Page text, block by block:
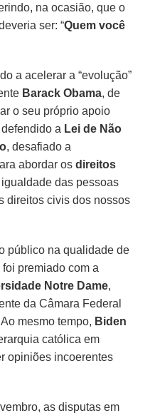
na ocasião, que o
ser: “Quem você
a acelerar a “evolução”
Barack Obama, de
o seu próprio apoio
a Lei de Não
, desafiado a
abordar osdireitos
das pessoas
direitos civis dos nossos
público na qualidade de
foi premiado com a
Notre Dame,
da Câmara Federal
Ao mesmo tempo, Biden
católica em
opiniões incoerentes
as disputas em